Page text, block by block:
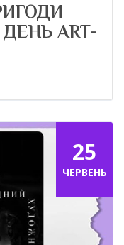
ART-
25
ЧЕРВЕНЬ